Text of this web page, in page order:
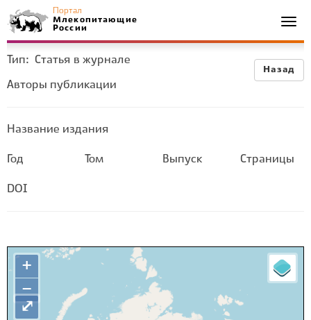
Портал
Млекопитающие
России
Назад
Тип: Статья в журнале
Авторы публикации
Название издания
Год Том Выпуск Страницы
DOI
+
−
⤢